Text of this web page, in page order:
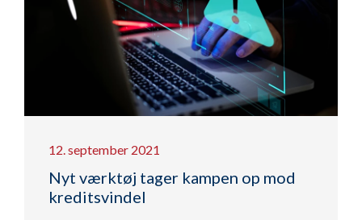
12. september 2021
Nyt værktøj tager kampen op mod
kreditsvindel